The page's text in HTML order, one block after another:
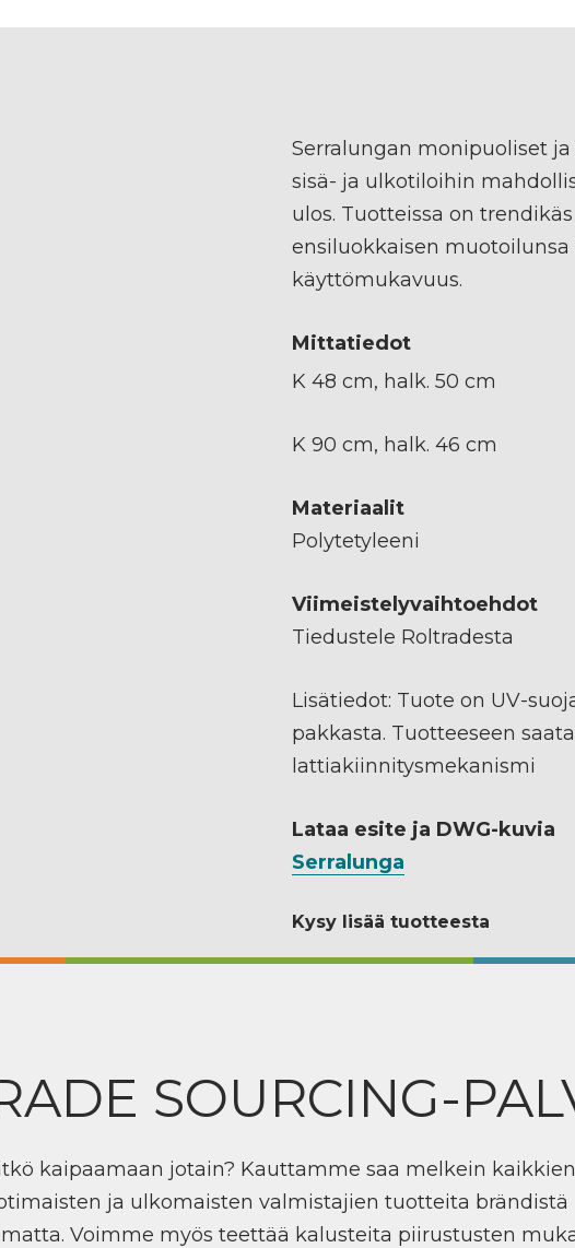
Serralungan monipuoliset
sisä- ja ulkotiloihin
ulos. Tuotteissa on
ensiluokkaisen
käyttömukavuus.
Mittatiedot
K 48 cm, halk. 50 cm
K 90 cm, halk. 46 cm
Materiaalit
Polytetyleeni
Viimeistelyvaihtoehdot
Tiedustele Roltradesta
Lisätiedot: Tuote on UV-
pakkasta. Tuotteeseen
lattiakiinnitysmekanismi
Lataa esite ja DWG-kuvia
Serralunga
Kysy lisää tuotteesta
SOURCING-
kaipaamaan jotain? Kauttamme saa melkein kaikkien
ja ulkomaisten valmistajien tuotteita brändistä
Voimme myös teettää kalusteita piirustusten